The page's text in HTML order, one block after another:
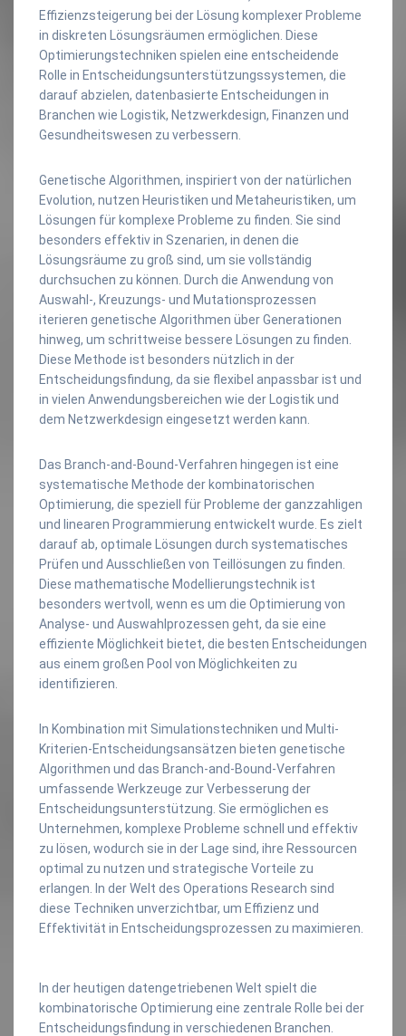
Effizienzsteigerung bei der Lösung komplexer Probleme
in diskreten Lösungsräumen ermöglichen. Diese
Optimierungstechniken spielen eine entscheidende
Rolle in Entscheidungsunterstützungssystemen, die
darauf abzielen, datenbasierte Entscheidungen in
Branchen wie Logistik, Netzwerkdesign, Finanzen und
Gesundheitswesen zu verbessern.
Genetische Algorithmen, inspiriert von der natürlichen
Evolution, nutzen Heuristiken und Metaheuristiken, um
Lösungen für komplexe Probleme zu finden. Sie sind
besonders effektiv in Szenarien, in denen die
Lösungsräume zu groß sind, um sie vollständig
durchsuchen zu können. Durch die Anwendung von
Auswahl-, Kreuzungs- und Mutationsprozessen
iterieren genetische Algorithmen über Generationen
hinweg, um schrittweise bessere Lösungen zu finden.
Diese Methode ist besonders nützlich in der
Entscheidungsfindung, da sie flexibel anpassbar ist und
in vielen Anwendungsbereichen wie der Logistik und
dem Netzwerkdesign eingesetzt werden kann.
Das Branch-and-Bound-Verfahren hingegen ist eine
systematische Methode der kombinatorischen
Optimierung, die speziell für Probleme der ganzzahligen
und linearen Programmierung entwickelt wurde. Es zielt
darauf ab, optimale Lösungen durch systematisches
Prüfen und Ausschließen von Teillösungen zu finden.
Diese mathematische Modellierungstechnik ist
besonders wertvoll, wenn es um die Optimierung von
Analyse- und Auswahlprozessen geht, da sie eine
effiziente Möglichkeit bietet, die besten Entscheidungen
aus einem großen Pool von Möglichkeiten zu
identifizieren.
In Kombination mit Simulationstechniken und Multi-
Kriterien-Entscheidungsansätzen bieten genetische
Algorithmen und das Branch-and-Bound-Verfahren
umfassende Werkzeuge zur Verbesserung der
Entscheidungsunterstützung. Sie ermöglichen es
Unternehmen, komplexe Probleme schnell und effektiv
zu lösen, wodurch sie in der Lage sind, ihre Ressourcen
optimal zu nutzen und strategische Vorteile zu
erlangen. In der Welt des Operations Research sind
diese Techniken unverzichtbar, um Effizienz und
Effektivität in Entscheidungsprozessen zu maximieren.
In der heutigen datengetriebenen Welt spielt die
kombinatorische Optimierung eine zentrale Rolle bei der
Entscheidungsfindung in verschiedenen Branchen.